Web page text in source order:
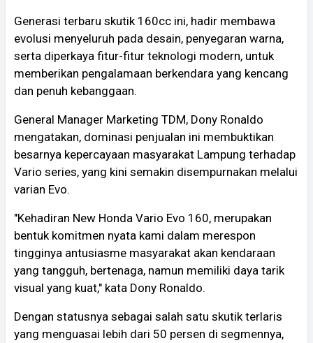
Generasi terbaru skutik 160cc ini, hadir membawa
evolusi menyeluruh pada desain, penyegaran warna,
serta diperkaya fitur-fitur teknologi modern, untuk
memberikan pengalamaan berkendara yang kencang
dan penuh kebanggaan.
General Manager Marketing TDM, Dony Ronaldo
mengatakan, dominasi penjualan ini membuktikan
besarnya kepercayaan masyarakat Lampung terhadap
Vario series, yang kini semakin disempurnakan melalui
varian Evo.
"Kehadiran New Honda Vario Evo 160, merupakan
bentuk komitmen nyata kami dalam merespon
tingginya antusiasme masyarakat akan kendaraan
yang tangguh, bertenaga, namun memiliki daya tarik
visual yang kuat," kata Dony Ronaldo.
Dengan statusnya sebagai salah satu skutik terlaris
yang menguasai lebih dari 50 persen di segmennya,